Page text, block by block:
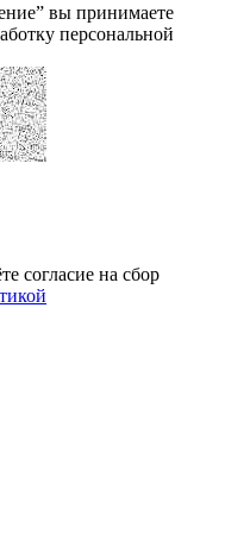
вы принимаете
персональной
cогласие на сбор